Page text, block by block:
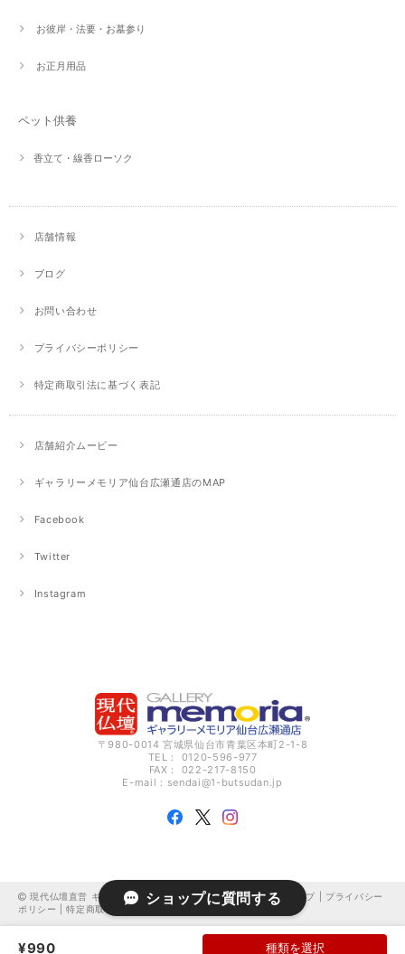
お彼岸・法要・お墓参り
お正月用品
ペット供養
香立て・線香ローソク
店舗情報
ブログ
お問い合わせ
プライバシーポリシー
特定商取引法に基づく表記
店舗紹介ムービー
ギャラリーメモリア仙台広瀬通店のMAP
Facebook
Twitter
Instagram
〒980-0014 宮城県仙台市青葉区本町2-1-8
TEL： 0120-596-977
FAX： 022-217-8150
E-mail： sendai@1-butsudan.jp
現代仏壇直営 ギャラリーメモリア仙台広瀬通 オンラインショップ | プライバシー
ポリシー
|特定商取引法に基づく表記
¥990 種類を選択
ショップに質問する